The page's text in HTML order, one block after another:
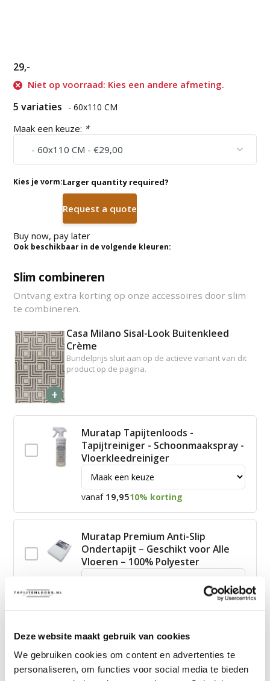
Deze website maakt gebruik van cookies
We gebruiken cookies om content en advertenties te
personaliseren, om functies voor social media te bieden
29,-
Niet op voorraad: Kies een andere afmeting.
5 variaties - 60x110 CM
Maak een keuze: *
Kies je vorm:Larger quantity required?
Request a quote
Buy now, pay later
Ook beschikbaar in de volgende kleuren:
Slim combineren
Ontvang extra korting op onze accessoires door slim
te combineren.
+
Casa Milano Sisal-Look Buitenkleed
Crème
Bundelprijs sluit aan op de actieve variant van dit
product op de pagina.
Muratap Tapijtenloods -
Tapijtreiniger - Schoonmaakspray -
Vloerkleedreiniger
vanaf 19,9510% korting
Muratap Premium Anti-Slip
Ondertapijt – Geschikt voor Alle
Vloeren – 100% Polyester
James Vloerkleed Schoonmaakset
| Complete Reinigingsset voor
Tapijt